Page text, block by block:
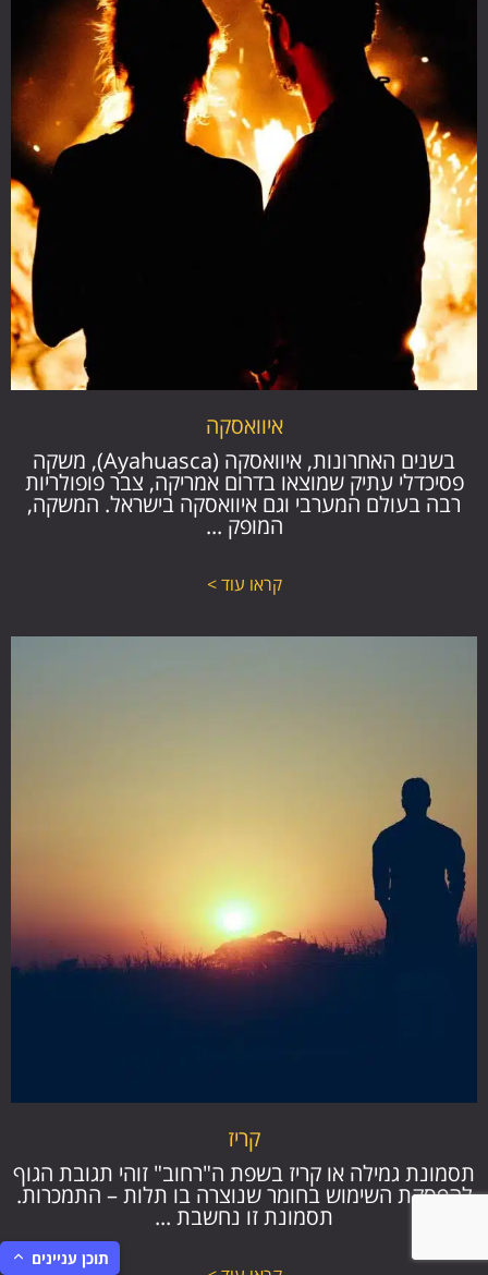
איוואסקה
בשנים האחרונות, איוואסקה (Ayahuasca), משקה
פסיכדלי עתיק שמוצאו בדרום אמריקה, צבר פופולריות
רבה בעולם המערבי וגם איוואסקה בישראל. המשקה,
המופק ...
קראו עוד >
קריז
תסמונת גמילה או קריז בשפת ה"רחוב" זוהי תגובת הגוף
להפסקת השימוש בחומר שנוצרה בו תלות – התמכרות.
תסמונת זו נחשבת ...
תוכן עניינים